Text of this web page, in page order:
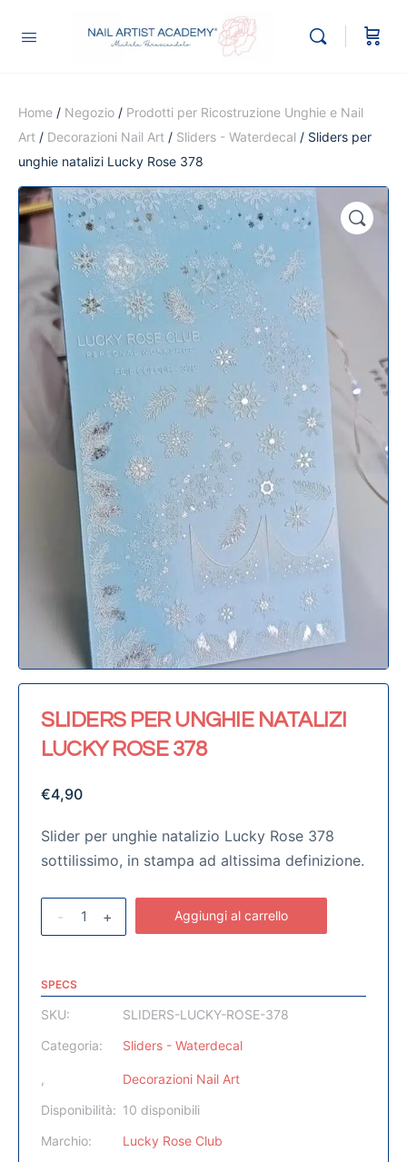
Home / Negozio / Prodotti per Ricostruzione Unghie e Nail
Art / Decorazioni Nail Art / Sliders - Waterdecal / Sliders per
unghie natalizi Lucky Rose 378
🔍
SLIDERS PER UNGHIE NATALIZI
LUCKY ROSE 378
€4,90
Slider per unghie natalizio Lucky Rose 378
sottilissimo, in stampa ad altissima definizione.
- + Aggiungi al carrello
SPECS
SKU:
SLIDERS-LUCKY-ROSE-378
Categoria:
Sliders - Waterdecal
,
Decorazioni Nail Art
Disponibilità: 10 disponibili
Marchio:
Lucky Rose Club